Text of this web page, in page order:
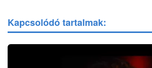
Kapcsolódó tartalmak: